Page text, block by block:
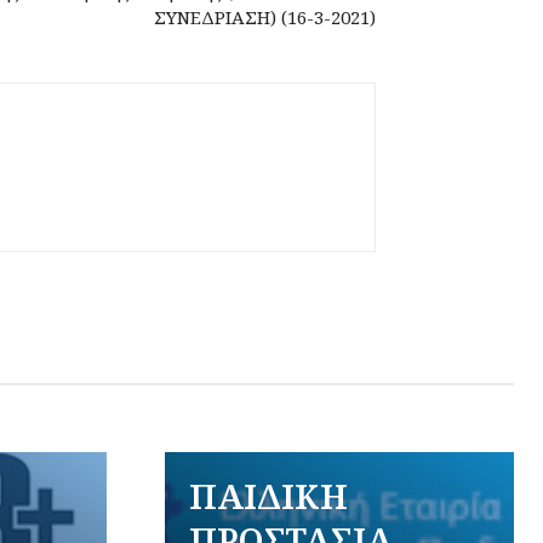
ΣΥΝΕΔΡΙΑΣΗ) (16-3-2021)
ΠΑΙΔΙΚΗ